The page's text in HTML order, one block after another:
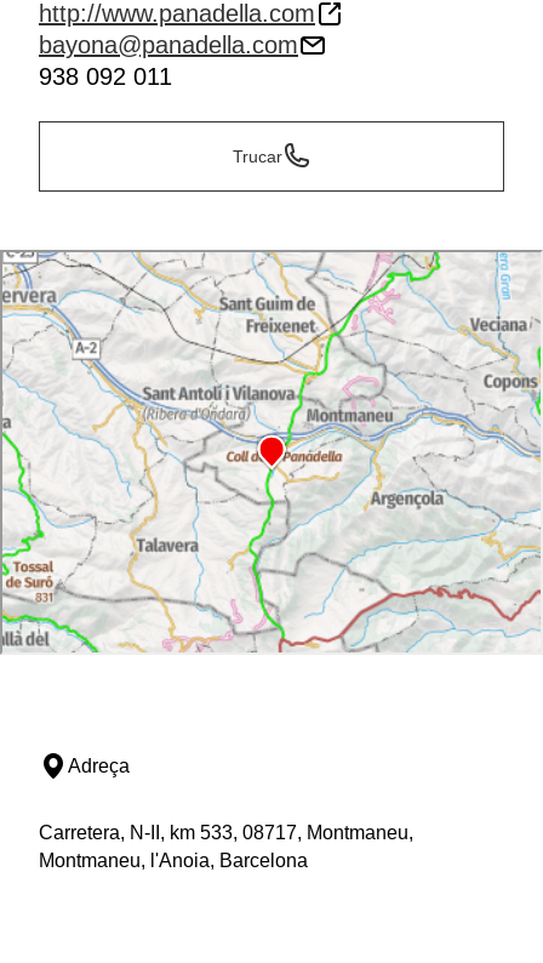
http://www.panadella.com
bayona@panadella.com
938 092 011
Trucar
Adreça
Carretera, N-II, km 533, 08717, Montmaneu,
Montmaneu, l'Anoia, Barcelona